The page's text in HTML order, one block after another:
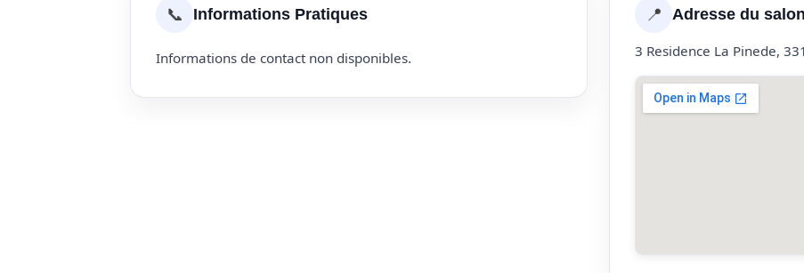
📞 Informations Pratiques
Informations de contact non disponibles.
📍 Adresse du salon
3 Residence La Pinede,